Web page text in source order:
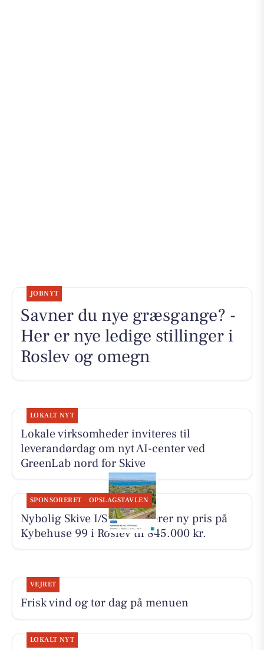
JOBNYT
Savner du nye græsgange? -
Her er nye ledige stillinger i
Roslev og omegn
LOKALT NYT
Lokale virksomheder inviteres til
leverandørdag om nyt AI-center ved
GreenLab nord for Skive
SPONSORERET OPSLAGSTAVLEN
Nybolig Skive I/S præsenterer ny pris på
Kybehuse 99 i Roslev til 845.000 kr.
VEJRET
Frisk vind og tør dag på menuen
LOKALT NYT